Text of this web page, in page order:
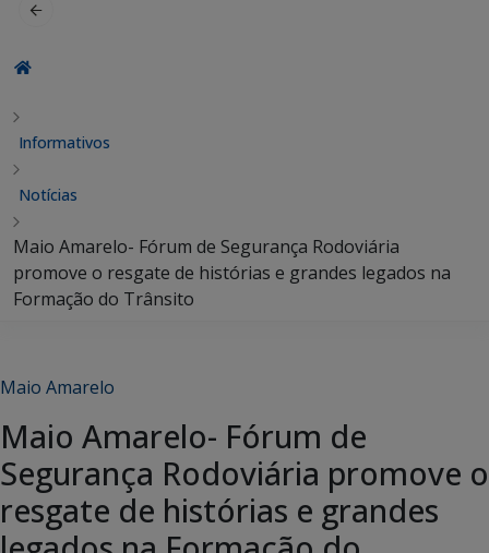
Informativos
Notícias
Maio Amarelo- Fórum de Segurança Rodoviária
promove o resgate de histórias e grandes legados na
Formação do Trânsito
Maio Amarelo
Maio Amarelo- Fórum de
Segurança Rodoviária promove o
resgate de histórias e grandes